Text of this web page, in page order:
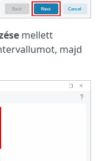
mellett
majd